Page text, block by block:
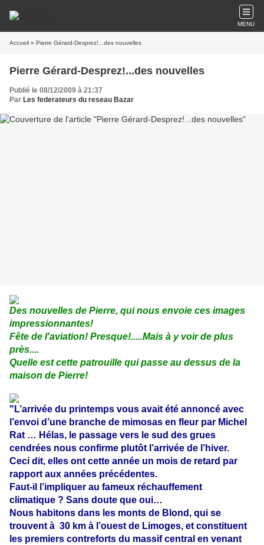
MENU
Accueil » Pierre Gérard-Desprez!...des nouvelles
Pierre Gérard-Desprez!...des nouvelles
Publié le 08/12/2009 à 21:37
Par Les federateurs du reseau Bazar
Des nouvelles de Pierre, qui nous envoie ces images
impressionnantes!
Fête de l'aviation! Presque!.....Mais à y voir de plus
près....
Quelle est cette patrouille qui passe au dessus de la
maison de Pierre!
"L’arrivée du printemps vous avait été annoncé avec
l’envoi d’une branche de mimosas en fleur par Michel
Rat … Hélas, le passage vers le sud des grues
cendrées nous confirme plutôt l’arrivée de l’hiver.
Ceci dit, elles ont cette année un mois de retard par
rapport aux années précédentes.
Faut-il l’impliquer au fameux réchauffement
climatique ? Sans doute que oui…
Nous habitons dans les monts de Blond, qui se
trouvent à 30 km à l’ouest de Limoges, et constituent
les premiers contreforts du massif central en venant